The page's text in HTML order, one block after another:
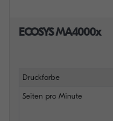
ECOSYS MA4000x
Druckfarbe
Seiten pro Minute